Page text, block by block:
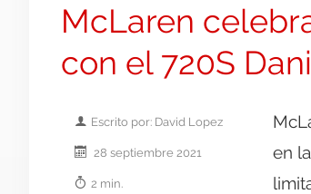
McLaren
con el 720S
Escrito por: David Lopez
28 septiembre 2021
2 min.
en